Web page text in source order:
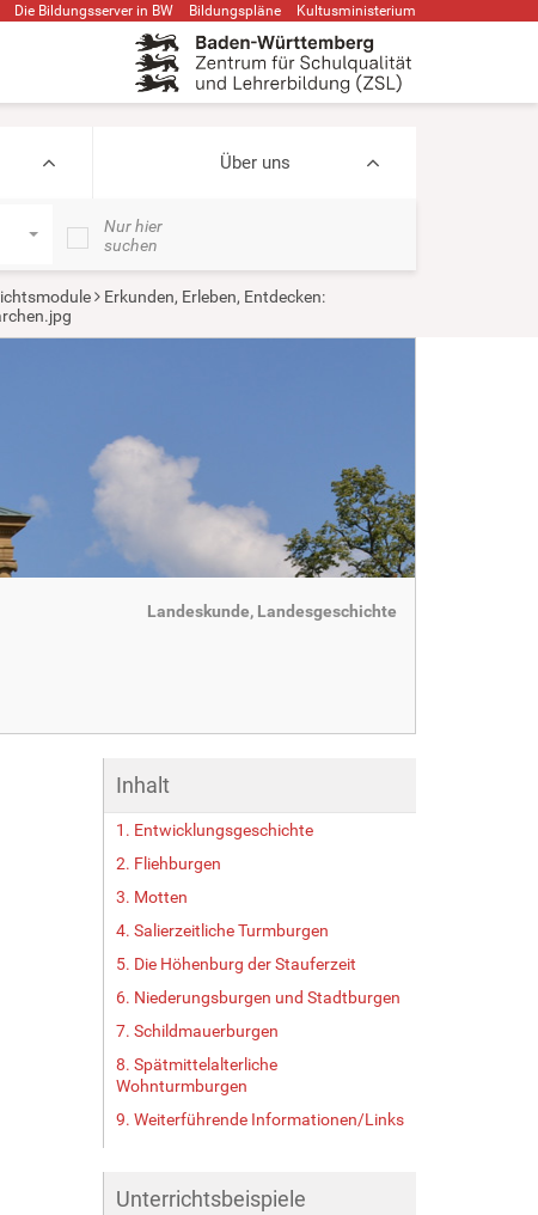
Die Bildungsserver in BW Bildungspläne Kultusministerium
Über uns
Nur hier
suchen
Erkunden, Erleben, Entdecken:
Landeskunde, Landesgeschichte
Inhalt
1. Entwicklungsgeschichte
2. Fliehburgen
3. Motten
4. Salierzeitliche Turmburgen
5. Die Höhenburg der Stauferzeit
6. Niederungsburgen und Stadtburgen
7. Schildmauerburgen
8. Spätmittelalterliche
Wohnturmburgen
9. Weiterführende Informationen/Links
Unterrichtsbeispiele